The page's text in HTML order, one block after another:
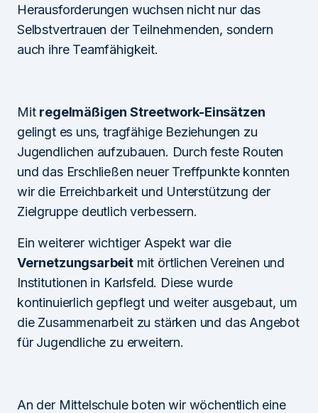
Herausforderungen wuchsen nicht nur das
Selbstvertrauen der Teilnehmenden, sondern
auch ihre Teamfähigkeit.
Mit regelmäßigen Streetwork-Einsätzen
gelingt es uns, tragfähige Beziehungen zu
Jugendlichen aufzubauen. Durch feste Routen
und das Erschließen neuer Treffpunkte konnten
wir die Erreichbarkeit und Unterstützung der
Zielgruppe deutlich verbessern.
Ein weiterer wichtiger Aspekt war die
Vernetzungsarbeitmit örtlichen Vereinen und
Institutionen in Karlsfeld. Diese wurde
kontinuierlich gepflegt und weiter ausgebaut, um
die Zusammenarbeit zu stärken und das Angebot
für Jugendliche zu erweitern.
An der Mittelschule boten wir wöchentlich eine